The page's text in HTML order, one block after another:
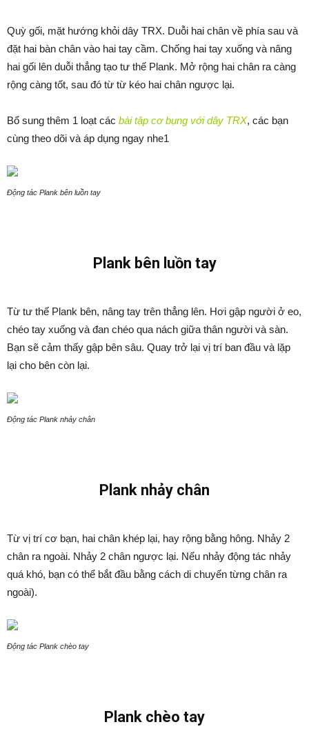
Quỳ gối, mặt hướng khỏi dây TRX. Duỗi hai chân về phía sau và
đặt hai bàn chân vào hai tay cầm. Chống hai tay xuống và nâng
hai gối lên duỗi thẳng tạo tư thế Plank. Mở rộng hai chân ra càng
rộng càng tốt, sau đó từ từ kéo hai chân ngược lại.
Bổ sung thêm 1 loạt các bài tập cơ bụng với dây TRX, các bạn
cùng theo dõi và áp dụng ngay nhe1
Động tác Plank bên luồn tay
Plank bên luồn tay
Từ tư thế Plank bên, nâng tay trên thẳng lên. Hơi gập người ở eo,
chéo tay xuống và đan chéo qua nách giữa thân người và sàn.
Bạn sẽ cảm thấy gập bên sâu. Quay trở lại vị trí ban đầu và lặp
lại cho bên còn lại.
Động tác Plank nhảy chân
Plank nhảy chân
Từ vị trí cơ bạn, hai chân khép lại, hay rộng bằng hông. Nhảy 2
chân ra ngoài. Nhảy 2 chân ngược lại. Nếu nhảy động tác nhảy
quá khó, bạn có thể bắt đầu bằng cách di chuyển từng chân ra
ngoài).
Động tác Plank chèo tay
Plank chèo tay